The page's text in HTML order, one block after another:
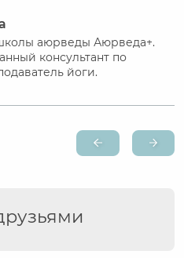
аюрведы Аюрведа+.
консультант по
йоги.